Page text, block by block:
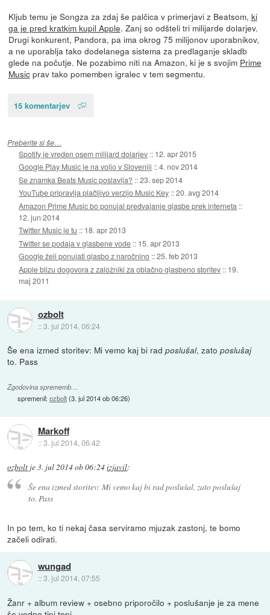
Kljub temu je Songza za zdaj še palčica v primerjavi z Beatsom, ki
ga je pred kratkim kupil Apple. Zanj so odšteli tri milijarde dolarjev.
Drugi konkurent, Pandora, pa ima okrog 75 milijonov uporabnikov,
a ne uporablja tako dodelanega sistema za predlaganje skladb
glede na počutje. Ne pozabimo niti na Amazon, ki je s svojim Prime
Musicprav tako pomemben igralec v tem segmentu.
15 komentarjev
Preberite si še…
Spotify je vreden osem milijard dolarjev :: 12. apr 2015
Google Play Music je na voljo v Sloveniji ::4. nov 2014
Se znamka Beats Music poslavlja? ::23. sep 2014
YouTube pripravlja plačljivo verzijo Music Key ::20. avg 2014
Amazon Prime Music bo ponujal predvajanje glasbe prek interneta ::
12. jun 2014
Twitter Music je tu :: 18. apr 2013
Twitter se podaja v glasbene vode :: 15. apr 2013
Google želi ponujati glasbo z naročnino ::25. feb 2013
Apple blizu dogovora z založniki za oblačno glasbeno storitev :: 19.
maj 2011
ozbolt
::3. jul 2014, 06:24
Še ena izmed storitev: Mi vemo kaj bi radposlušal, zatoposlušaj
to. Pass
Zgodovina sprememb…
spremenil:ozbolt(3. jul 2014 ob 06:26)
Markoff
::3. jul 2014, 06:42
ozbolt je3. jul 2014 ob 06:24izjavil:
Še ena izmed storitev: Mi vemo kaj bi radposlušal, zatoposlušaj
to. Pass
In po tem, ko ti nekaj časa serviramo mjuzak zastonj, te bomo
začeli odirati.
wungad
::3. jul 2014, 07:55
Žanr + album review + osebno priporočilo + poslušanje je za mene